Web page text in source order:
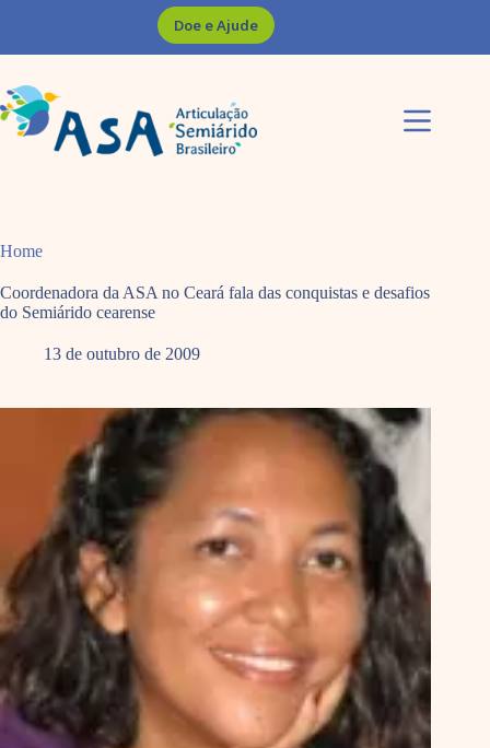
Doe e Ajude
Home
Coordenadora da ASA no Ceará fala das conquistas e desafios
do Semiárido cearense
13 de outubro de 2009